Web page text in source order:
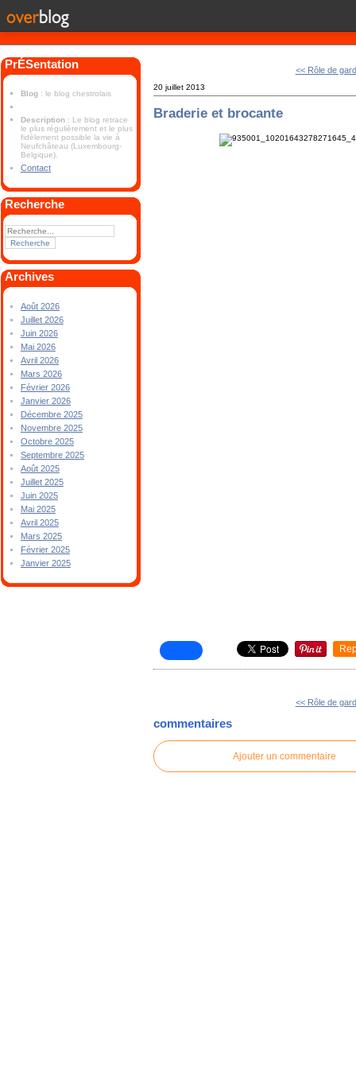
PrÉSentation
Blog : le blog chestrolais
Description : Le blog retrace
le plus régulièrement et le plus
fidèlement possible la vie à
Neufchâteau (Luxembourg-
Belgique).
Contact
Recherche
Archives
Août 2026
Juillet 2026
Juin 2026
Mai 2026
Avril 2026
Mars 2026
Février 2026
Janvier 2026
Décembre 2025
Novembre 2025
Octobre 2025
Septembre 2025
Août 2025
Juillet 2025
Juin 2025
Mai 2025
Avril 2025
Mars 2025
Février 2025
Janvier 2025
<< Rôle de
20 juillet 2013
Braderie et brocante
<< Rôle de
commentaires
Ajouter un commentaire